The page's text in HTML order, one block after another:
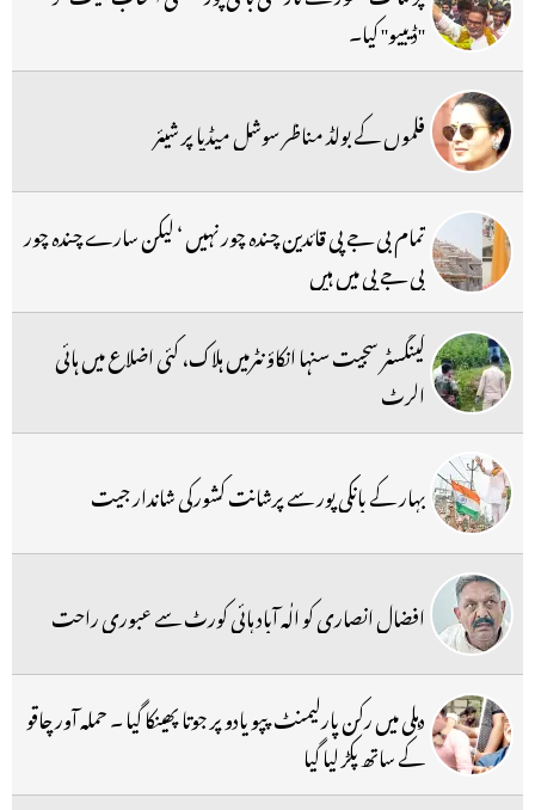
''ڈیبیو'' کیا۔
فلموں کے بولڈ مناظر سوشل میڈیا پر شیئر
تمام بی جے پی قائدین چندہ چور نہیں ‘ لیکن سارے چندہ چور
بی جے پی میں ہیں
گینگسٹر سجیت سنہا انکاؤنٹرمیں ہلاک، کئی اضلاع میں ہائی
الرٹ
بہار کے بانکی پور سے پرشانت کشورکی شاندار جیت
افضال انصاری کو الٰہ آباد ہائی کورٹ سے عبوری راحت
دہلی میں رکن پارلیمنٹ پپو یادو پر جوتا پھینکا گیا ۔ حملہ آور چاقو
کے ساتھ پکڑ لیا گیا